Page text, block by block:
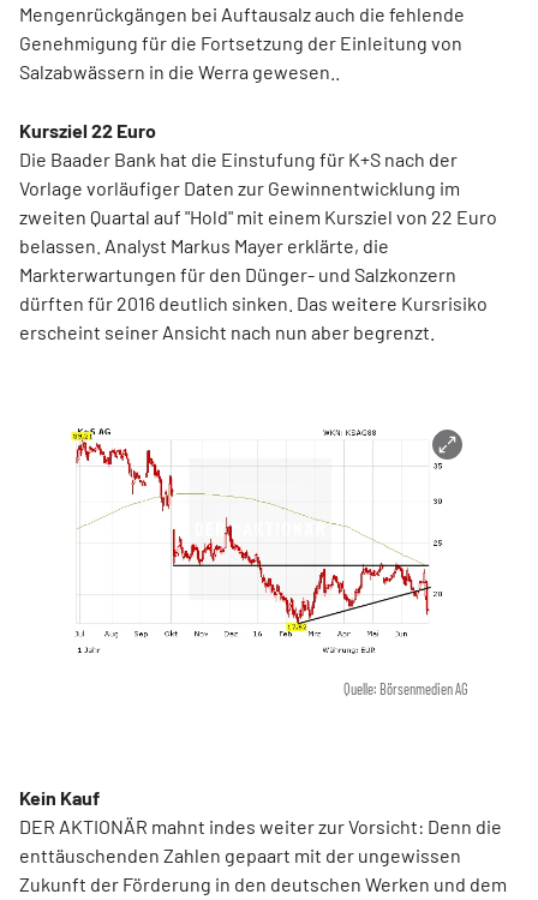
Mengenrückgängen bei Auftausalz auch die fehlende
Genehmigung für die Fortsetzung der Einleitung von
Salzabwässern in die Werra gewesen..
Kursziel 22 Euro
Die Baader Bank hat die Einstufung für K+S nach der
Vorlage vorläufiger Daten zur Gewinnentwicklung im
zweiten Quartal auf "Hold" mit einem Kursziel von 22 Euro
belassen. Analyst Markus Mayer erklärte, die
Markterwartungen für den Dünger- und Salzkonzern
dürften für 2016 deutlich sinken. Das weitere Kursrisiko
erscheint seiner Ansicht nach nun aber begrenzt.
Quelle: Börsenmedien AG
Kein Kauf
DER AKTIONÄR mahnt indes weiter zur Vorsicht: Denn die
enttäuschenden Zahlen gepaart mit der ungewissen
Zukunft der Förderung in den deutschen Werken und dem